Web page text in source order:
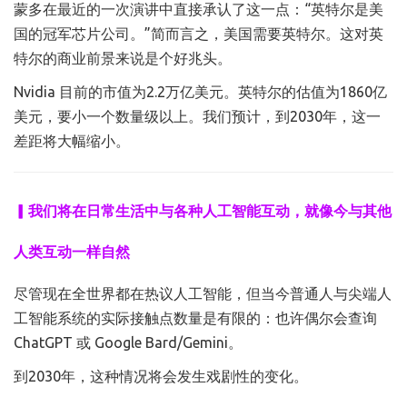
蒙多在最近的一次演讲中直接承认了这一点：“英特尔是美
国的冠军芯片公司。”简而言之，美国需要英特尔。这对英
特尔的商业前景来说是个好兆头。
Nvidia 目前的市值为2.2万亿美元。英特尔的估值为1860亿
美元，要小一个数量级以上。我们预计，到2030年，这一
差距将大幅缩小。
▎我们将在日常生活中与各种人工智能互动，就像今与其他
人类互动一样自然
尽管现在全世界都在热议人工智能，但当今普通人与尖端人
工智能系统的实际接触点数量是有限的：也许偶尔会查询
ChatGPT 或 Google Bard/Gemini。
到2030年，这种情况将会发生戏剧性的变化。